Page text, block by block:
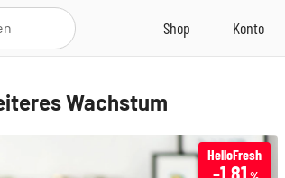
Wachstum
HelloFresh